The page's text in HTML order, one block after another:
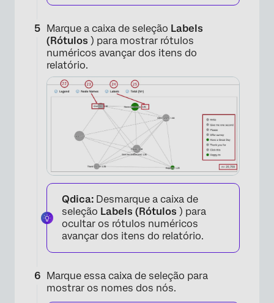
×
×
Marque a caixa de seleção Labels
(Rótulos ) para mostrar rótulos
numéricos avançar dos itens do
relatório.
Qdica: Desmarque a caixa de
seleção Labels (Rótulos ) para
ocultar os rótulos numéricos
avançar dos itens do relatório.
Marque essa caixa de seleção para
mostrar os nomes dos nós.